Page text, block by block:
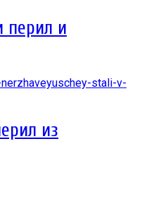
перил и
из